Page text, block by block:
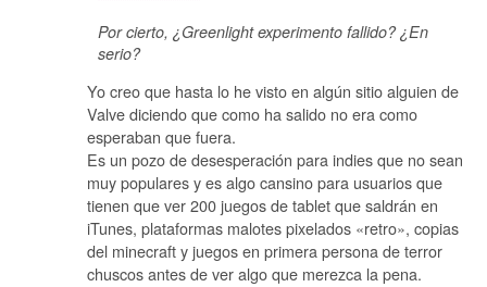
Por cierto, ¿Greenlight experimento fallido? ¿En
serio?
Yo creo que hasta lo he visto en algún sitio alguien de
Valve diciendo que como ha salido no era como
esperaban que fuera.
Es un pozo de desesperación para indies que no sean
muy populares y es algo cansino para usuarios que
tienen que ver 200 juegos de tablet que saldrán en
iTunes, plataformas malotes pixelados «retro», copias
del minecraft y juegos en primera persona de terror
chuscos antes de ver algo que merezca la pena.